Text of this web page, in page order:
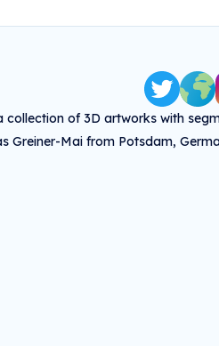
collection of 3D artworks with
Greiner-Mai from Potsdam,